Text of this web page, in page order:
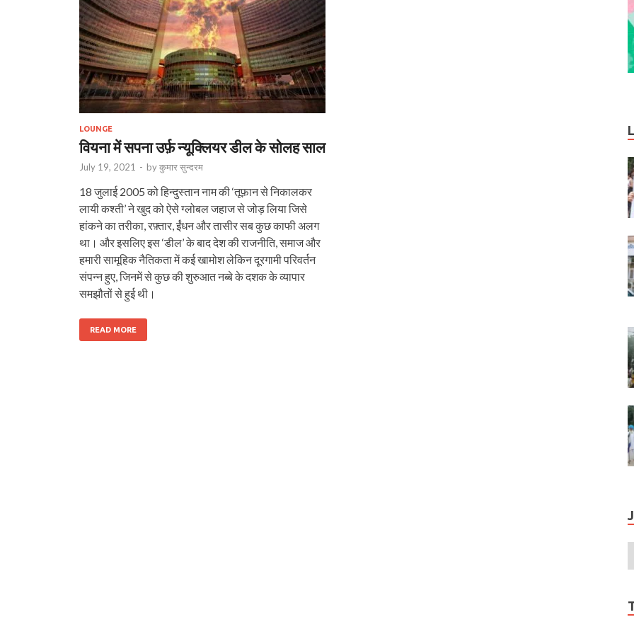
LOUNGE
वियना में सपना उर्फ़ न्यूक्लियर डील के सोलह साल
July 19, 2021 - byकुमार सुन्‍दरम
18 जुलाई 2005 को हिन्दुस्तान नाम की ‘तूफ़ान से निकालकर
लायी कश्ती’ ने खुद को ऐसे ग्लोबल जहाज से जोड़ लिया जिसे
हांकने का तरीका, रफ़्तार, ईंधन और तासीर सब कुछ काफी अलग
था। और इसलिए इस ‘डील’ के बाद देश की राजनीति, समाज और
हमारी सामूहिक नैतिकता में कई खामोश लेकिन दूरगामी परिवर्तन
संपन्न हुए, जिनमें से कुछ की शुरुआत नब्बे के दशक के व्यापार
समझौतों से हुई थी।
READ MORE